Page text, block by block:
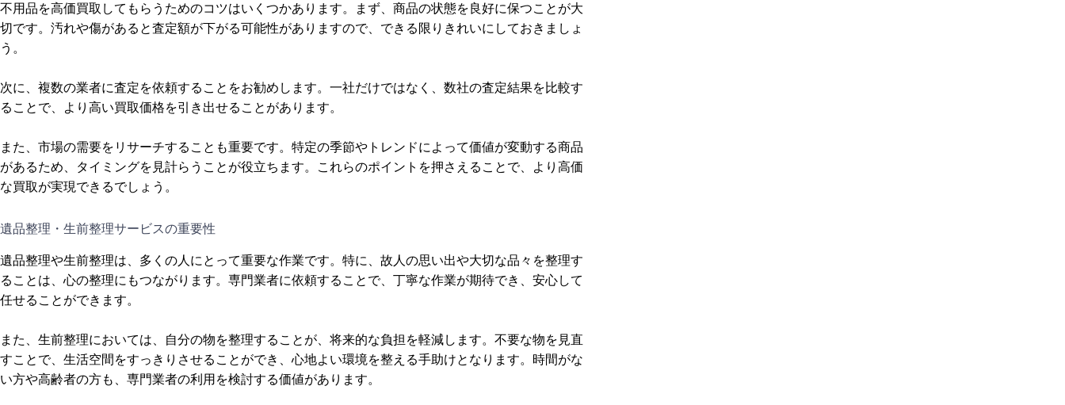
不用品を高価買取してもらうためのコツはいくつかあります。まず、商品の状態を良好に保つことが大
切です。汚れや傷があると査定額が下がる可能性がありますので、できる限りきれいにしておきましょ
う。
次に、複数の業者に査定を依頼することをお勧めします。一社だけではなく、数社の査定結果を比較す
ることで、より高い買取価格を引き出せることがあります。
また、市場の需要をリサーチすることも重要です。特定の季節やトレンドによって価値が変動する商品
があるため、タイミングを見計らうことが役立ちます。これらのポイントを押さえることで、より高価
な買取が実現できるでしょう。
遺品整理・生前整理サービスの重要性
遺品整理や生前整理は、多くの人にとって重要な作業です。特に、故人の思い出や大切な品々を整理す
ることは、心の整理にもつながります。専門業者に依頼することで、丁寧な作業が期待でき、安心して
任せることができます。
また、生前整理においては、自分の物を整理することが、将来的な負担を軽減します。不要な物を見直
すことで、生活空間をすっきりさせることができ、心地よい環境を整える手助けとなります。時間がな
い方や高齢者の方も、専門業者の利用を検討する価値があります。